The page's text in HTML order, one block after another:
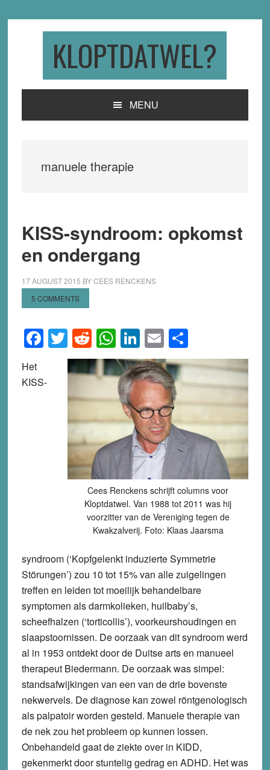
KLOPTDATWEL?
MENU
manuele therapie
KISS-syndroom: opkomst
en ondergang
17 AUGUST 2015 BYCEES RENCKENS
5 COMMENTS
Facebook
Twitter
Reddit
WhatsApp
LinkedIn
EmailShare
Cees Renckens schrijft columns voor
Kloptdatwel. Van 1988 tot 2011 was hij
voorzitter van de Vereniging tegen de
Kwakzalverij. Foto: Klaas Jaarsma
Het
KISS-
syndroom (‘Kopfgelenkt induzierte Symmetrie
Störungen’) zou 10 tot 15% van alle zuigelingen
treffen en leiden tot moeilijk behandelbare
symptomen als darmkolieken, huilbaby’s,
scheefhalzen (‘torticollis’), voorkeurshoudingen en
slaapstoornissen. De oorzaak van dit syndroom werd
al in 1953 ontdekt door de Duitse arts en manueel
therapeut Biedermann. De oorzaak was simpel:
standsafwijkingen van een van de drie bovenste
nekwervels. De diagnose kan zowel röntgenologisch
als palpatoir worden gesteld. Manuele therapie van
de nek zou het probleem op kunnen lossen.
Onbehandeld gaat de ziekte over in KIDD,
gekenmerkt door stuntelig gedrag en ADHD. Het was